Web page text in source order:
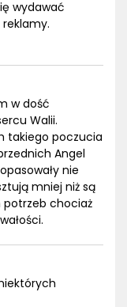
wydawać
reklamy.
w dość
Walii.
takiego poczucia
Angel
nie
mniej niż są
chociaż